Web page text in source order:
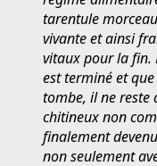
tarentule
vivante et ainsi
vitaux pour la fin.
est terminé et
tombe, il ne reste
chitineux non
finalement
non seulement